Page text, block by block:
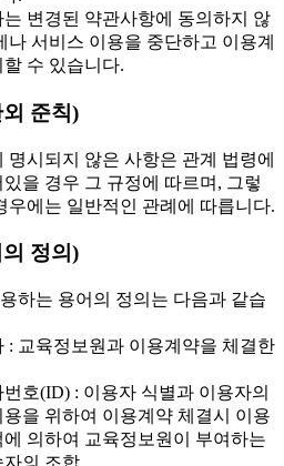
변경된 약관사항에 동의하지 않
나 서비스 이용을 중단하고 이용계
수 있습니다.
준칙)
명시되지 않은 사항은 관계 법령에
을 경우 그 규정에 따르며, 그렇
우에는 일반적인 관례에 따릅니다.
정의)
하는 용어의 정의는 다음과 같습
교육정보원과 이용계약을 체결한
호(ID) : 이용자 식별과 이용자의
을 위하여 이용계약 체결시 이용
에 의하여 교육정보원이 부여하는